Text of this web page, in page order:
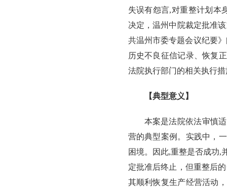
失误有怨言,对重整计划本
决定，温州中院裁定批准
共温州市委专题会议纪要
历史不良征信记录、恢复
法院执行部门的相关执行
【典型意义】
本案是法院依法审慎
营的典型案例。实践中，
困境。因此,重整是否成功,
定批准后终止，但重整后
其顺利恢复生产经营活动